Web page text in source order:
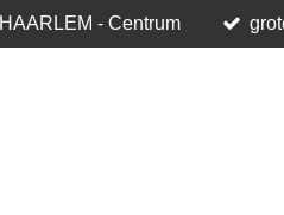
HAARLEM - Centrum